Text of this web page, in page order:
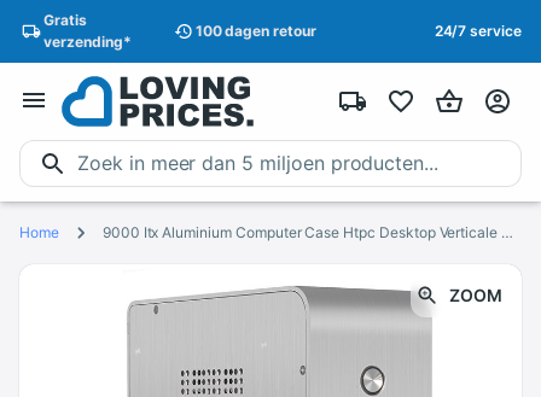
Gratis
verzending*
100 dagen retour 24/7 service
Home 9000 Itx Aluminium Computer Case Htpc Desktop Verticale Kleine Mini Chassis
ZOOM